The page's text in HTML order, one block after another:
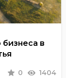
в
0 1404